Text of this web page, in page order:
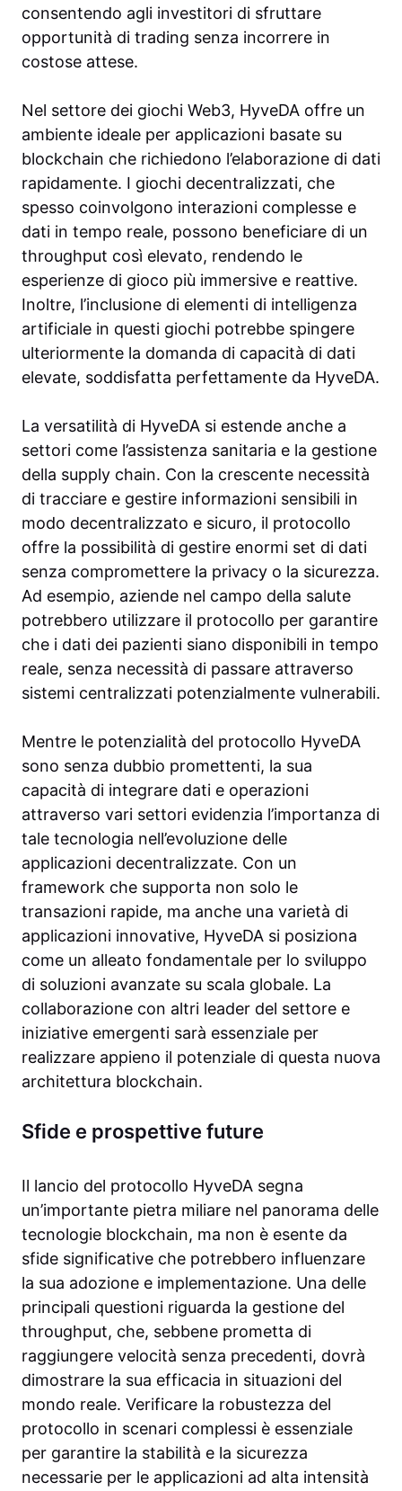
consentendo agli investitori di sfruttare
opportunità di trading senza incorrere in
costose attese.
Nel settore dei giochi Web3, HyveDA offre un
ambiente ideale per applicazioni basate su
blockchain che richiedono l’elaborazione di dati
rapidamente. I giochi decentralizzati, che
spesso coinvolgono interazioni complesse e
dati in tempo reale, possono beneficiare di un
throughput così elevato, rendendo le
esperienze di gioco più immersive e reattive.
Inoltre, l’inclusione di elementi di intelligenza
artificiale in questi giochi potrebbe spingere
ulteriormente la domanda di capacità di dati
elevate, soddisfatta perfettamente da HyveDA.
La versatilità di HyveDA si estende anche a
settori come l’assistenza sanitaria e la gestione
della supply chain. Con la crescente necessità
di tracciare e gestire informazioni sensibili in
modo decentralizzato e sicuro, il protocollo
offre la possibilità di gestire enormi set di dati
senza compromettere la privacy o la sicurezza.
Ad esempio, aziende nel campo della salute
potrebbero utilizzare il protocollo per garantire
che i dati dei pazienti siano disponibili in tempo
reale, senza necessità di passare attraverso
sistemi centralizzati potenzialmente vulnerabili.
Mentre le potenzialità del protocollo HyveDA
sono senza dubbio promettenti, la sua
capacità di integrare dati e operazioni
attraverso vari settori evidenzia l’importanza di
tale tecnologia nell’evoluzione delle
applicazioni decentralizzate. Con un
framework che supporta non solo le
transazioni rapide, ma anche una varietà di
applicazioni innovative, HyveDA si posiziona
come un alleato fondamentale per lo sviluppo
di soluzioni avanzate su scala globale. La
collaborazione con altri leader del settore e
iniziative emergenti sarà essenziale per
realizzare appieno il potenziale di questa nuova
architettura blockchain.
Sfide e prospettive future
Il lancio del protocollo HyveDA segna
un’importante pietra miliare nel panorama delle
tecnologie blockchain, ma non è esente da
sfide significative che potrebbero influenzare
la sua adozione e implementazione. Una delle
principali questioni riguarda la gestione del
throughput, che, sebbene prometta di
raggiungere velocità senza precedenti, dovrà
dimostrare la sua efficacia in situazioni del
mondo reale. Verificare la robustezza del
protocollo in scenari complessi è essenziale
per garantire la stabilità e la sicurezza
necessarie per le applicazioni ad alta intensità